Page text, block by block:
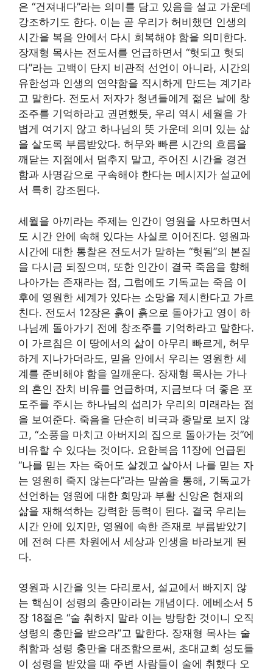
은 “건져내다”라는 의미를 담고 있음을 설교 가운데
강조하기도 한다. 이는 곧 우리가 허비했던 인생의
시간을 복음 안에서 다시 회복해야 함을 의미한다.
장재형 목사는 전도서를 언급하면서 “헛되고 헛되
다”라는 고백이 단지 비관적 선언이 아니라, 시간의
유한성과 인생의 연약함을 직시하게 만드는 계기라
고 말한다. 전도서 저자가 청년들에게 젊은 날에 창
조주를 기억하라고 권면했듯, 우리 역시 세월을 가
볍게 여기지 않고 하나님의 뜻 가운데 의미 있는 삶
을 살도록 부름받았다. 허무와 빠른 시간의 흐름을
깨닫는 지점에서 멈추지 말고, 주어진 시간을 경건
함과 사명감으로 구속해야 한다는 메시지가 설교에
서 특히 강조된다.
세월을 아끼라는 주제는 인간이 영원을 사모하면서
도 시간 안에 속해 있다는 사실로 이어진다. 영원과
시간에 대한 통찰은 전도서가 말하는 “헛됨”의 본질
을 다시금 되짚으며, 또한 인간이 결국 죽음을 향해
나아가는 존재라는 점, 그럼에도 기독교는 죽음 이
후에 영원한 세계가 있다는 소망을 제시한다고 가르
친다. 전도서 12장은 흙이 흙으로 돌아가고 영이 하
나님께 돌아가기 전에 창조주를 기억하라고 말한다.
이 가르침은 이 땅에서의 삶이 아무리 빠르게, 허무
하게 지나가더라도, 믿음 안에서 우리는 영원한 세
계를 준비해야 함을 일깨운다. 장재형 목사는 가나
의 혼인 잔치 비유를 언급하며, 지금보다 더 좋은 포
도주를 주시는 하나님의 섭리가 우리의 미래라는 점
을 보여준다. 죽음을 단순히 비극과 종말로 보지 않
고, “소풍을 마치고 아버지의 집으로 돌아가는 것”에
비유할 수 있다는 것이다. 요한복음 11장에 언급된
“나를 믿는 자는 죽어도 살겠고 살아서 나를 믿는 자
는 영원히 죽지 않는다”라는 말씀을 통해, 기독교가
선언하는 영원에 대한 희망과 부활 신앙은 현재의
삶을 재해석하는 강력한 동력이 된다. 결국 우리는
시간 안에 있지만, 영원에 속한 존재로 부름받았기
에 전혀 다른 차원에서 세상과 인생을 바라보게 된
다.
영원과 시간을 잇는 다리로서, 설교에서 빠지지 않
는 핵심이 성령의 충만이라는 개념이다. 에베소서 5
장 18절은 “술 취하지 말라 이는 방탕한 것이니 오직
성령의 충만을 받으라”고 말한다. 장재형 목사는 술
취함과 성령 충만을 대조함으로써, 초대교회 성도들
이 성령을 받았을 때 주변 사람들이 술에 취했다 오